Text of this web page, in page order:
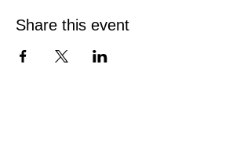
Share this event